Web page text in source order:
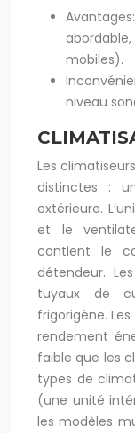
mobiles).
niveau
Les
distinctes :
extérieure.
et le
contient le
détendeur.
tuyaux de
frigorigène.
rendement
faible que les
types de
(une unité
les modèles